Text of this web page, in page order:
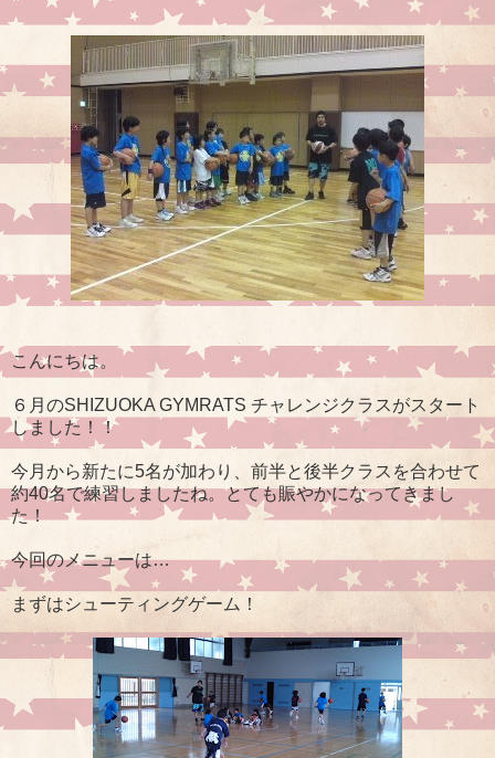
こんにちは。
６月のSHIZUOKA GYMRATS チャレンジクラスがスタート
しました！！
今月から新たに5名が加わり、前半と後半クラスを合わせて
約40名で練習しましたね。とても賑やかになってきまし
た！
今回のメニューは…
まずはシューティングゲーム！